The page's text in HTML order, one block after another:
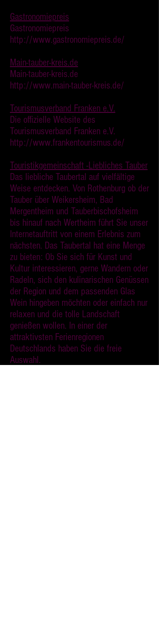
Gastronomiepreis
Gastronomiepreis
http://www.gastronomiepreis.de/
Main-tauber-kreis.de
Main-tauber-kreis.de
http://www.main-tauber-kreis.de/
Tourismusverband Franken e.V.
Die offizielle Website des
Tourismusverband Franken e.V.
http://www.frankentourismus.de/
Touristikgemeinschaft -Liebliches Tauber
Das liebliche Taubertal auf vielfältige
Weise entdecken. Von Rothenburg ob der
Tauber über Weikersheim, Bad
Mergentheim und Tauberbischofsheim
bis hinauf nach Wertheim führt Sie unser
Internetauftritt von einem Erlebnis zum
nächsten. Das Taubertal hat eine Menge
zu bieten: Ob Sie sich für Kunst und
Kultur interessieren, gerne Wandern oder
Radeln, sich den kulinarischen Genüssen
der Region und dem passenden Glas
Wein hingeben möchten oder einfach nur
relaxen und die tolle Landschaft
genießen wollen. In einer der
attraktivsten Ferienregionen
Deutschlands haben Sie die freie
Auswahl.